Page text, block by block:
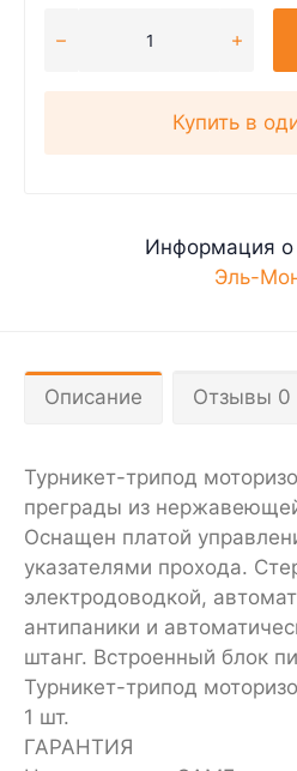
Купить в
Информация о
Эль-
Описание Отзывы 0
Турникет-трипод
преграды из
Оснащен платой
указателями прохода.
электродоводкой,
антипаники и
штанг. Встроенный блок
Турникет-трипод
1 шт.
ГАРАНТИЯ